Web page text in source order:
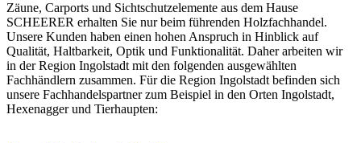
Zäune, Carports und Sichtschutzelemente aus dem Hause
SCHEERER erhalten Sie nur beim führenden Holzfachhandel.
Unsere Kunden haben einen hohen Anspruch in Hinblick auf
Qualität, Haltbarkeit, Optik und Funktionalität. Daher arbeiten wir
in der Region Ingolstadt mit den folgenden ausgewählten
Fachhändlern zusammen. Für die Region Ingolstadt befinden sich
unsere Fachhandelspartner zum Beispiel in den Orten Ingolstadt,
Hexenagger und Tierhaupten: